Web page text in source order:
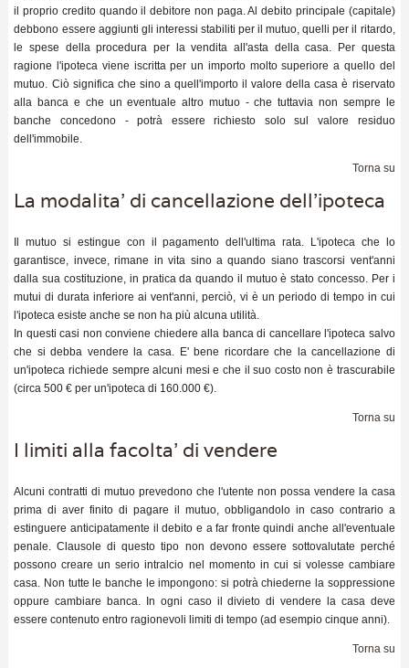
il proprio credito quando il debitore non paga. Al debito principale (capitale)
debbono essere aggiunti gli interessi stabiliti per il mutuo, quelli per il ritardo,
le spese della procedura per la vendita all'asta della casa. Per questa
ragione l'ipoteca viene iscritta per un importo molto superiore a quello del
mutuo. Ciò significa che sino a quell'importo il valore della casa è riservato
alla banca e che un eventuale altro mutuo - che tuttavia non sempre le
banche concedono - potrà essere richiesto solo sul valore residuo
dell'immobile.
Torna su
La modalita' di cancellazione dell'ipoteca
Il mutuo si estingue con il pagamento dell'ultima rata. L'ipoteca che lo
garantisce, invece, rimane in vita sino a quando siano trascorsi vent'anni
dalla sua costituzione, in pratica da quando il mutuo è stato concesso. Per i
mutui di durata inferiore ai vent'anni, perciò, vi è un periodo di tempo in cui
l'ipoteca esiste anche se non ha più alcuna utilità.
In questi casi non conviene chiedere alla banca di cancellare l'ipoteca salvo
che si debba vendere la casa. E' bene ricordare che la cancellazione di
un'ipoteca richiede sempre alcuni mesi e che il suo costo non è trascurabile
(circa 500 € per un'ipoteca di 160.000 €).
Torna su
I limiti alla facolta' di vendere
Alcuni contratti di mutuo prevedono che l'utente non possa vendere la casa
prima di aver finito di pagare il mutuo, obbligandolo in caso contrario a
estinguere anticipatamente il debito e a far fronte quindi anche all'eventuale
penale. Clausole di questo tipo non devono essere sottovalutate perché
possono creare un serio intralcio nel momento in cui si volesse cambiare
casa. Non tutte le banche le impongono: si potrà chiederne la soppressione
oppure cambiare banca. In ogni caso il divieto di vendere la casa deve
essere contenuto entro ragionevoli limiti di tempo (ad esempio cinque anni).
Torna su